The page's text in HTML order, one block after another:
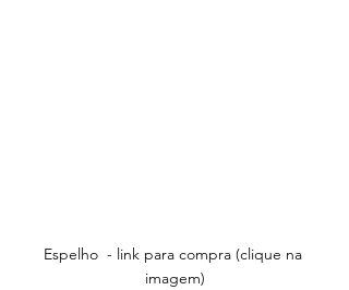
Espelho  - link para compra (clique na
imagem)